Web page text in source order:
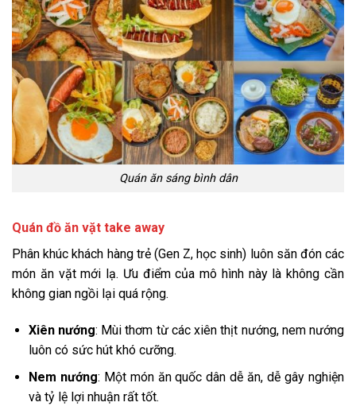
Quán ăn sáng bình dân
Quán đồ ăn vặt take away
Phân khúc khách hàng trẻ (Gen Z, học sinh) luôn săn đón các
món ăn vặt mới lạ. Ưu điểm của mô hình này là không cần
không gian ngồi lại quá rộng.
Xiên nướng: Mùi thơm từ các xiên thịt nướng, nem nướng
luôn có sức hút khó cưỡng.
Nem nướng: Một món ăn quốc dân dễ ăn, dễ gây nghiện
và tỷ lệ lợi nhuận rất tốt.